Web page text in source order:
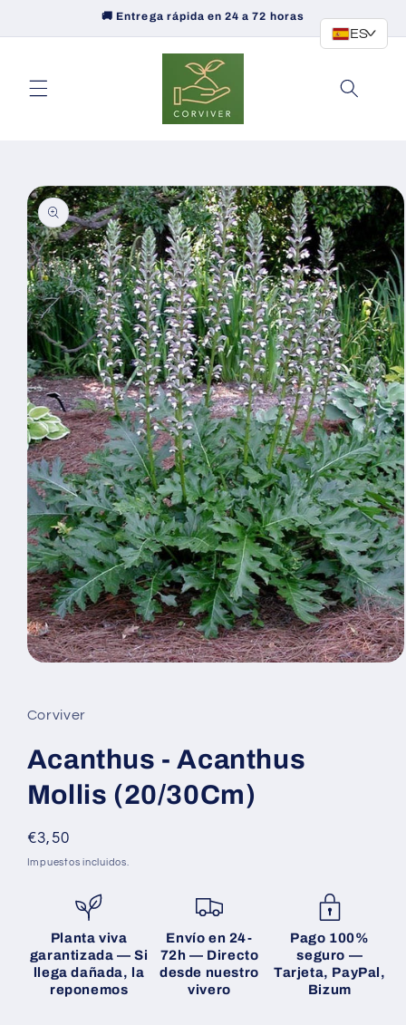
directamente
al contenido
🚚 Entrega rápida en 24 a 72 horas
directamente
a la
información
del producto
1
en
ventana
modal
Corviver
Acanthus - Acanthus
Mollis (20/30Cm)
Precio
habitual
€3,50
Impuestos incluidos.
Planta viva
garantizada — Si
llega dañada, la
reponemos
Envío en 24-
72h — Directo
desde nuestro
vivero
Pago 100%
seguro —
Tarjeta, PayPal,
Bizum
ES>